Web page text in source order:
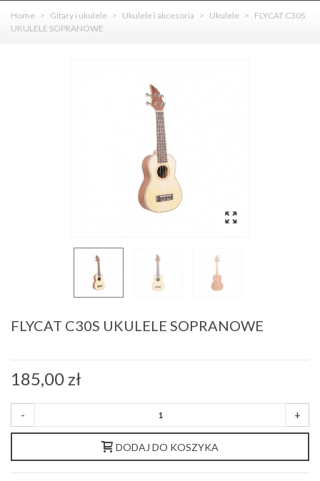
Home > Gitary i ukulele > Ukulele i akcesoria > Ukulele > FLYCAT C30S
UKULELE SOPRANOWE
FLYCAT C30S UKULELE SOPRANOWE
185,00 zł
- +
DODAJ DO KOSZYKA